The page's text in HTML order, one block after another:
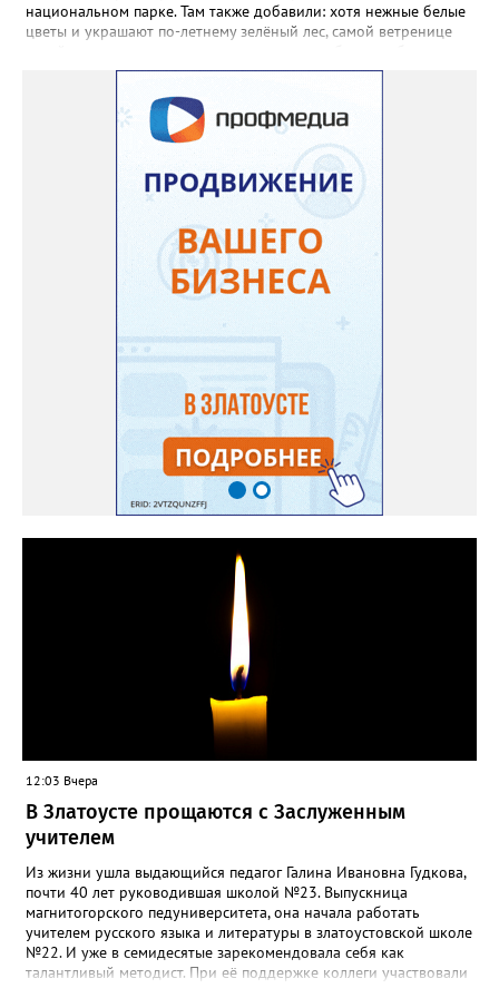
пусть лаванда цветёт во всю силу! Фото: Екатерина Бойко,
специально для «Златоуст.инфо». Обсуждение новости здесь
национальном парке. Там также добавили: хотя нежные белые
цветы и украшают по-летнему зелёный лес, самой ветренице
силы перед долгой зимовкой.
12:03 Вчера
В Златоусте прощаются с Заслуженным
учителем
Из жизни ушла выдающийся педагог Галина Ивановна Гудкова,
почти 40 лет руководившая школой №23. Выпускница
магнитогорского педуниверситета, она начала работать
учителем русского языка и литературы в златоустовской школе
№22. И уже в семидесятые зарекомендовала себя как
талантливый методист. При её поддержке коллеги участвовали